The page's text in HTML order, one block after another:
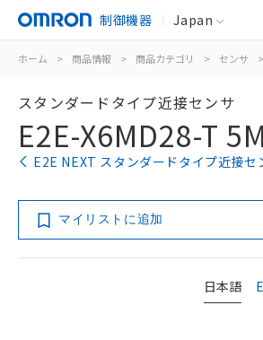
制御機器 Japan
ホーム > 商品情報 > 商品カテゴリ > センサ >
スタンダードタイプ近接センサ
E2E-X6MD28-T 5M
E2E NEXT スタンダードタイプ近接セ
マイリストに追加
日本語